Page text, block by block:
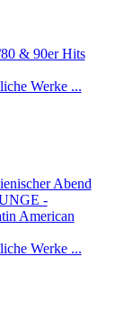
& 90er Hits
Werke ...
Abend
-
American
Werke ...